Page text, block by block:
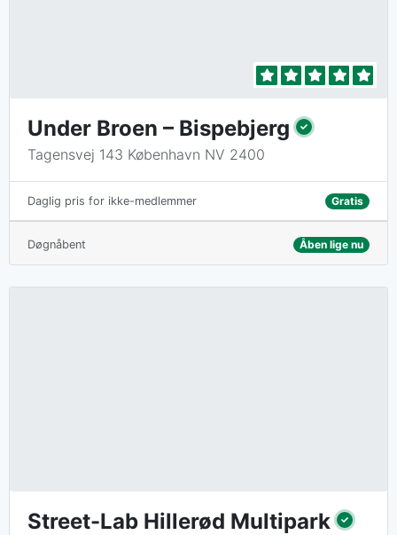
Under Broen – Bispebjerg
Tagensvej 143 København NV 2400
Daglig pris for ikke-medlemmer Gratis
Døgnåbent Åben lige nu
Street-Lab Hillerød Multipark